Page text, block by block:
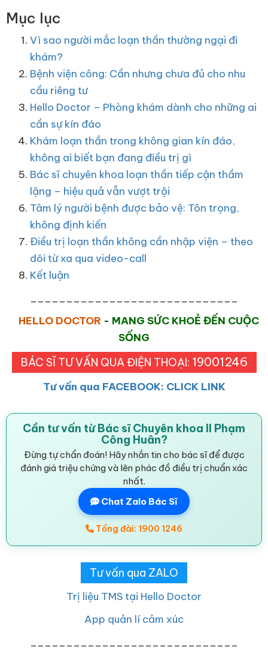
Mục lục
Vì sao người mắc loạn thần thường ngại đi
khám?
Bệnh viện công: Cần nhưng chưa đủ cho nhu
cầu riêng tư
Hello Doctor – Phòng khám dành cho những ai
cần sự kín đáo
Khám loạn thần trong không gian kín đáo,
không ai biết bạn đang điều trị gì
Bác sĩ chuyên khoa loạn thần tiếp cận thầm
lặng – hiệu quả vẫn vượt trội
Tâm lý người bệnh được bảo vệ: Tôn trọng,
không định kiến
Điều trị loạn thần không cần nhập viện – theo
dõi từ xa qua video-call
Kết luận
HELLO DOCTOR - MANG SỨC KHOẺ ĐẾN CUỘC
SỐNG
BÁC SĨ TƯ VẤN QUA ĐIỆN THOẠI: 19001246
Tư vấn qua FACEBOOK: CLICK LINK
Cần tư vấn từ Bác sĩ Chuyên khoa II Phạm
Công Huân?
Đừng tự chẩn đoán! Hãy nhắn tin cho bác sĩ để được
đánh giá triệu chứng và lên phác đồ điều trị chuẩn xác
nhất.
Chat Zalo Bác Sĩ
Tổng đài: 1900 1246
Tư vấn qua ZALO
Trị liệu TMS tại Hello Doctor
App quản lí cảm xúc